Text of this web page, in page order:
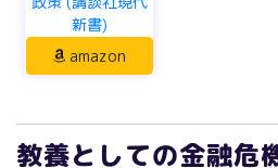
新書)
amazon
教養としての金融危